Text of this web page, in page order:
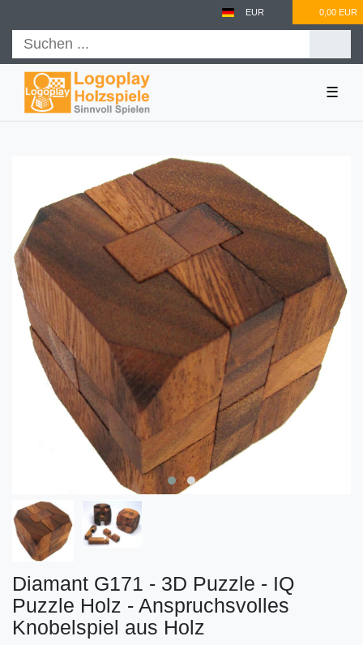
EUR 0,00 EUR
☰
Diamant G171 - 3D Puzzle - IQ
Puzzle Holz - Anspruchsvolles
Knobelspiel aus Holz